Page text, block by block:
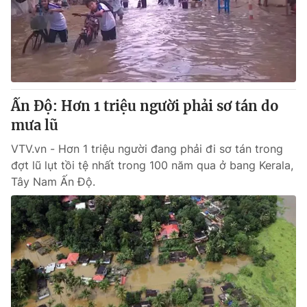
Ấn Độ: Hơn 1 triệu người phải sơ tán do
mưa lũ
VTV.vn - Hơn 1 triệu người đang phải đi sơ tán trong
đợt lũ lụt tồi tệ nhất trong 100 năm qua ở bang Kerala,
Tây Nam Ấn Độ.